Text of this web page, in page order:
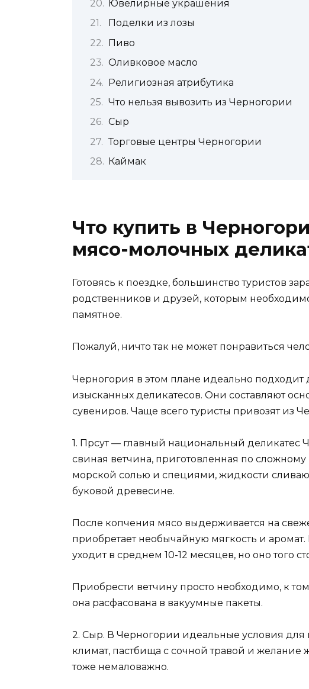
Ювелирные украшения
Поделки из лозы
Пиво
Оливковое масло
Религиозная атрибутика
Что нельзя вывозить из Черногории
Сыр
Торговые центры Черногории
Каймак
Что купить в
мясо-молочных
Готовясь к поездке, большинство туристов
родственников и друзей, которым
памятное.
Пожалуй, ничто так не может понравиться
Черногория в этом плане идеально
изысканных деликатесов. Они составляют
сувениров. Чаще всего туристы привозят из
1. Прсут — главный национальный деликатес
свиная ветчина, приготовленная по
морской солью и специями, жидкости
буковой древесине.
После копчения мясо выдерживается на
приобретает необычайную мягкость и
уходит в среднем 10-12 месяцев, но оно того
Приобрести ветчину просто необходимо, к
она расфасована в вакуумные пакеты.
2. Сыр. В Черногории идеальные условия
климат, пастбища с сочной травой и желание
тоже немаловажно.